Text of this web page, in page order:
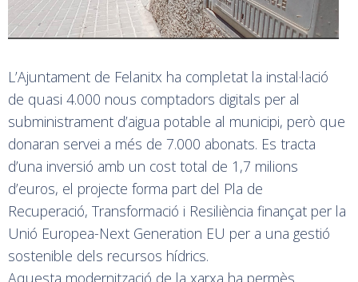
L’Ajuntament de Felanitx ha completat la instal·lació
de quasi 4.000 nous comptadors digitals per al
subministrament d’aigua potable al municipi, però que
donaran servei a més de 7.000 abonats. Es tracta
d’una inversió amb un cost total de 1,7 milions
d’euros, el projecte forma part del Pla de
Recuperació, Transformació i Resiliència finançat per la
Unió Europea-Next Generation EU per a una gestió
sostenible dels recursos hídrics.
Aquesta modernització de la xarxa ha permès